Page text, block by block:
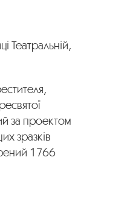
Театральній,
за проектом
зразків
1766